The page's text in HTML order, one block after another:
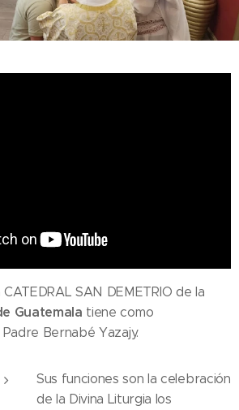
SAN DEMETRIO de la
Guatemala tiene como
Bernabé Yazajy.
Sus funciones son la celebración
de la Divina Liturgia los